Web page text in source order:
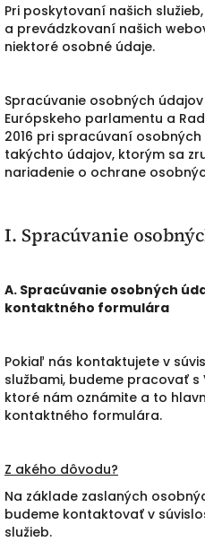
Pri poskytovaní našich
a prevádzkovaní našich
niektoré osobné údaje.
Spracúvanie osobných
Európskeho parlamentu a
2016 pri spracúvaní
takýchto údajov, ktorým sa
nariadenie o ochrane
I. Spracúvanie
A. Spracúvanie osobných
kontaktného formulára
Pokiaľ nás kontaktujete v
službami, budeme pracovať
ktoré nám oznámite a to
kontaktného formulára.
Z akého dôvodu?
Na základe zaslaných
budeme kontaktovať v
služieb.